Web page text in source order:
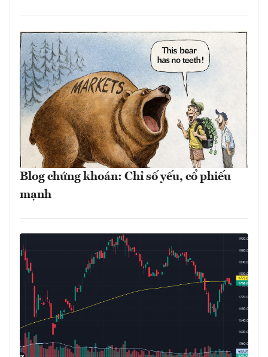
Blog chứng khoán: Chỉ số yếu, cổ phiếu
mạnh